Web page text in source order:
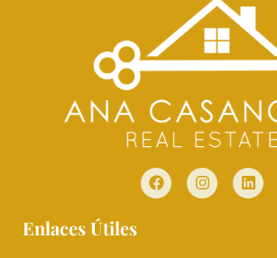
Enlaces Útiles